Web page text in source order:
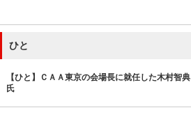
ひと
【ひと】ＣＡＡ東京の会場長に就任した木村智典
氏